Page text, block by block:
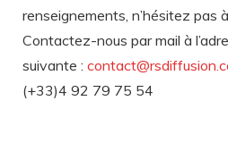
renseignements, n’hésitez pas
Contactez-nous par mail à
suivante :
(+33)4 92 79 75 54